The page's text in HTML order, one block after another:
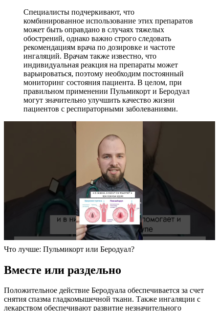
Специалисты подчеркивают, что
комбинированное использование этих препаратов
может быть оправдано в случаях тяжелых
обострений, однако важно строго следовать
рекомендациям врача по дозировке и частоте
ингаляций. Врачам также известно, что
индивидуальная реакция на препараты может
варьироваться, поэтому необходим постоянный
мониторинг состояния пациента. В целом, при
правильном применении Пульмикорт и Беродуал
могут значительно улучшить качество жизни
пациентов с респираторными заболеваниями.
Что лучше: Пульмикорт или Беродуал?
Вместе или раздельно
Положительное действие Беродуала обеспечивается за счет
снятия спазма гладкомышечной ткани. Также ингаляции с
лекарством обеспечивают развитие незначительного